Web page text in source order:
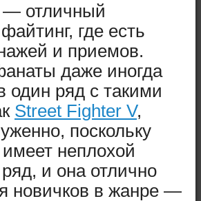
— отличный
где есть
и приемов.
даже иногда
один ряд с такими
Street Fighter V,
поскольку
неплохой
и она отлично
новичков в жанре —